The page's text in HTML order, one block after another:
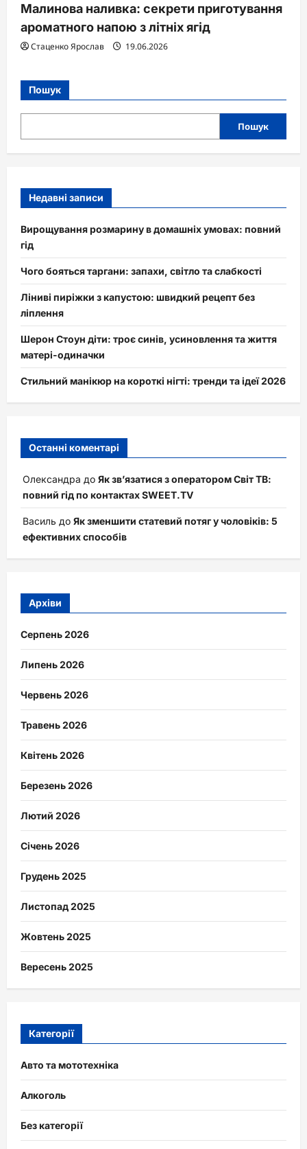
Малинова наливка: секрети приготування
ароматного напою з літніх ягід
Стаценко Ярослав 19.06.2026
Пошук
Пошук
Недавні записи
Вирощування розмарину в домашніх умовах: повний
гід
Чого бояться таргани: запахи, світло та слабкості
Ліниві пиріжки з капустою: швидкий рецепт без
ліплення
Шерон Стоун діти: троє синів, усиновлення та життя
матері-одиначки
Стильний манікюр на короткі нігті: тренди та ідеї 2026
Останні коментарі
Олександра до Як зв’язатися з оператором Світ ТВ:
повний гід по контактах SWEET.TV
Василь до Як зменшити статевий потяг у чоловіків: 5
ефективних способів
Архіви
Серпень 2026
Липень 2026
Червень 2026
Травень 2026
Квітень 2026
Березень 2026
Лютий 2026
Січень 2026
Грудень 2025
Листопад 2025
Жовтень 2025
Вересень 2025
Категорії
Авто та мототехніка
Алкоголь
Без категорії